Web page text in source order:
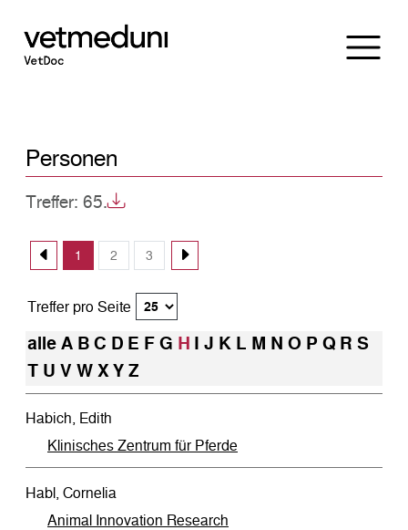
Personen
Treffer: 65.
1 2 3
Treffer pro Seite
alle A B C D E F G H I J K L M N O P Q R S
T U V W X Y Z
Habich, Edith
Klinisches Zentrum für Pferde
Habl, Cornelia
Animal Innovation Research